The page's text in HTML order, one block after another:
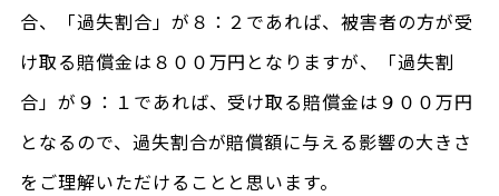
合、「過失割合」が８：２であれば、被害者の方が受
け取る賠償金は８００万円となりますが、「過失割
合」が９：１であれば、受け取る賠償金は９００万円
となるので、過失割合が賠償額に与える影響の大きさ
をご理解いただけることと思います。